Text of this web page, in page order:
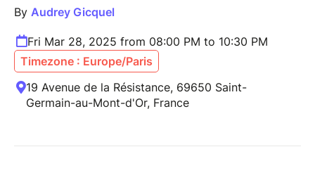
By Audrey Gicquel
Fri Mar 28, 2025 from 08:00 PM to 10:30 PM
Timezone : Europe/Paris
19 Avenue de la Résistance, 69650 Saint-
Germain-au-Mont-d'Or, France